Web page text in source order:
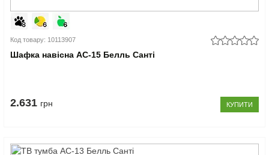
Код товару: 10113907
Шафка навісна АС-15 Белль Санті
2.631 грн КУПИТИ